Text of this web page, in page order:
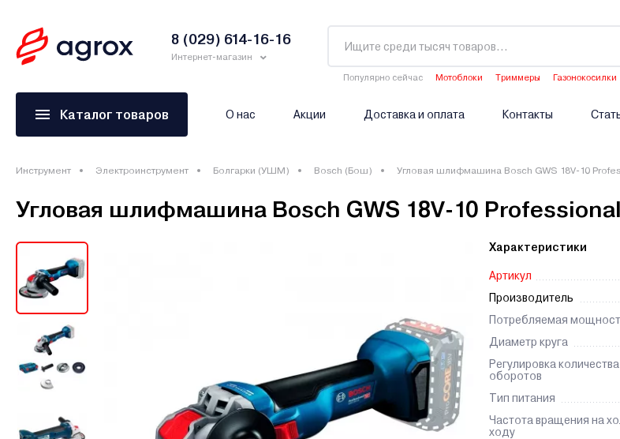
8 (029) 614-16-16
Интернет-магазин
Популярно сейчас Мотоблоки Триммеры
Газонокосилки
Каталог товаров О нас Акции Доставка и оплата Контакты
Инструмент Электроинструмент Болгарки (УШМ) Bosch (Бош) Угловая шлифмашина Bosch GWS 18V-10
Угловая шлифмашина Bosch GWS 18V-10
Характеристики
Артикул
Производитель
Потребляемая
Диаметр круга
Регулировка количества
оборотов
Тип питания
Частота вращения на
ходу